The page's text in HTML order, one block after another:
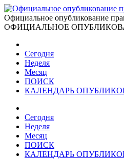
Официальное опубликование
ОФИЦИАЛЬНОЕ
Сегодня
Неделя
Месяц
ПОИСК
КАЛЕНДАРЬ
Сегодня
Неделя
Месяц
ПОИСК
КАЛЕНДАРЬ